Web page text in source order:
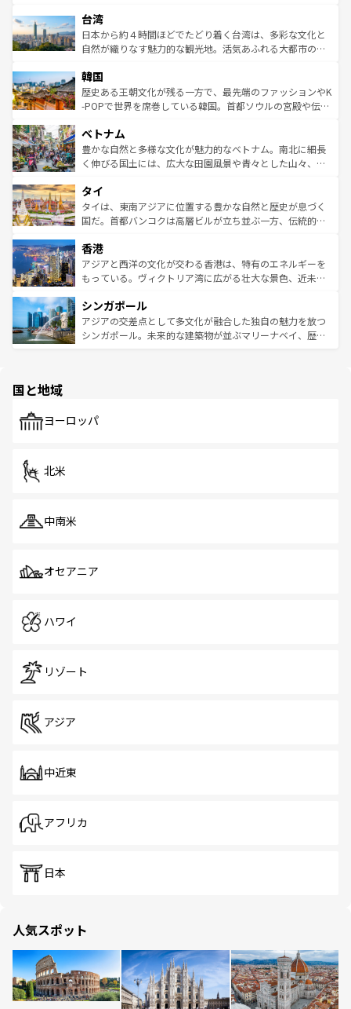
ならではの贅沢な旅のスタイルだ。 なお、新着のアメリカ
情報はコンテンツ一覧を参照してほしい。
れるおもてなしの心で訪れる人々を迎えてくれるハワイの
人々、おいしいローカルフードやハワイアンミュージッ
ク、伝統的なフラダンスなど、すべてがハワイの魅力を彩
ワイを、存分に味わってほしい。 なお、新着のハワイ情報
はコンテンツ一覧を参照してほしい。
リアリーフや大陸中央部にそびえるウルル（エアーズロッ
ク）、タスマニアの美しい原生林やケアンズの熱帯雨林な
ど、見どころがたくさん。また、カフェやワイン、オージ
いる。アクティビティも充実しており、サーフィンやダイ
ビング、ハイキングなど、アウトドア好きにはたまらな
い。オーストラリアの多彩な魅力を存分に味わいつくそ
参照してほしい。
台湾
日本から約４時間ほどでたどり着く台湾は、多彩な文化と
自然が織りなす魅力的な観光地。活気あふれる大都市の台
ン）、静ひつな山岳地帯である台湾東部など、都市の喧騒
と山間の静けさが共存しており、訪れる人に新しい発見と
驚きをもたらしてくれる。また、奥深い台湾の食文化も魅
容にもいいと評判のスイーツなど、バラエティ豊かな料理
が味わえる。 なお、新着の台湾情報は コンテンツ一覧を参
照してほしい。
韓国
歴史ある王朝文化が残る一方で、最先端のファッションやK
-POPで世界を席巻している韓国。首都ソウルの宮殿や伝統
き、地方に足を延ばせば四季折々の自然美を楽しむことが
できる。そして、キムチや焼肉、絶品のストリートフード
まで、さまざまな韓国料理が待っている。夜には、韓国な
リティに包まれながら、韓国の多彩な魅力を心ゆくまで味
わってみてほしい。 なお、新着の韓国情報はコンテンツ一
覧を参照してほしい。
ベトナム
豊かな自然と多様な文化が魅力的なベトナム。南北に細長
く伸びる国土には、広大な田園風景や青々とした山々、世
急速な発展と共に伝統が息づく。ハノイの古い町並みやホ
ーチミン市のフランス統治時代の建物も、独特の雰囲気を
醸し出している。また、バラエティの豊かさとおいしさで
とつ。フォーやバインミー、ベトナムコーヒーなどは、ぜ
ひ現地で味わいたい。どの地域を訪れてもあたたかい人々
が旅行者を迎えてくれるので、きっと忘れられない旅にな
参照してほしい。
タイ
タイは、東南アジアに位置する豊かな自然と歴史が息づく
国だ。首都バンコクは高層ビルが立ち並ぶ一方、伝統的な
の活気が交差している。北部ではチェンマイなどの山岳地
帯で自然と触れ合い、南部ではプーケットやクラビの美し
いビーチでリゾート気分を楽しむことができる。タイ料理
激する。気候は一年中温暖で、どの季節にも異なる楽しみ
が待っている。親しみやすいタイの人々、仏教を中心とし
た文化、そして多様な観光資源が、訪れる旅人を魅了し続
香港
アジアと西洋の文化が交わる香港は、特有のエネルギーを
もっている。ヴィクトリア湾に広がる壮大な景色、近未来
み、どこを訪れても感動するはず。観光スポットが密集し
ており、効率よく見どころを回れるのも魅力。息をのむよ
うな絶景から文化的な体験まで、香港を存分に楽しみ尽く
シンガポール
アジアの交差点として多文化が融合した独自の魅力を放つ
シンガポール。未来的な建築物が並ぶマリーナベイ、歴史
で、ホーカーズは地元の風情を楽しめる外せないスポット
国と地域
ヨーロッパ
北米
中南米
オセアニア
ハワイ
リゾート
アジア
中近東
アフリカ
日本
人気スポット